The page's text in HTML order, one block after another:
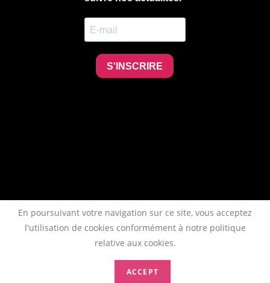
Copyright 2026 - AFTAA
En poursuivant votre navigation sur ce site, vous acceptez
l'utilisation de cookies conformément à notre politique
relative aux cookies.
ACCEPT